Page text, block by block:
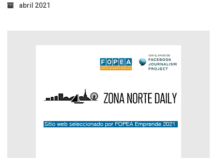
abril 2021